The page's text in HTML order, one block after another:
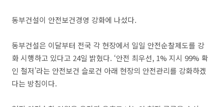
동부건설이 안전보건경영 강화에 나섰다.
동부건설은 이달부터 전국 각 현장에서 일일 안전순찰제도를 강
화 시행하고 있다고 24일 밝혔다. ‘안전 최우선, 1% 지시 99% 확
인 철저’라는 안전보건 슬로건 아래 현장의 안전관리를 강화하겠
다는 방침이다.